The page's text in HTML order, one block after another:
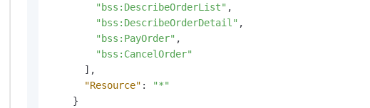
"bss:DescribeOrderList" ,
"bss:DescribeOrderDetail" ,
"bss:PayOrder" ,
"bss:CancelOrder"
] ,
"Resource" :
"*"
}